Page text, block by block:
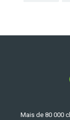
Mais de 80 000